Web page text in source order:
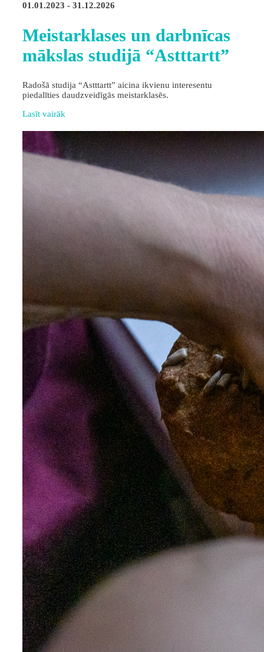
01.01.2023 - 31.12.2026
Meistarklases un darbnīcas
mākslas studijā “Astttartt”
Radošā studija “Astttartt” aicina ikvienu interesentu
piedalīties daudzveidīgās meistarklasēs.
Lasīt vairāk